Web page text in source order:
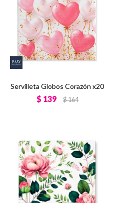
Servilleta Globos Corazón x20
$ 139 $164